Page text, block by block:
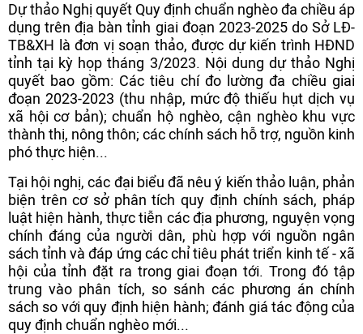
Dự thảo Nghị quyết Quy định chuẩn nghèo đa chiều áp
dụng trên địa bàn tỉnh giai đoạn 2023-2025 do Sở LĐ-
TB&XH là đơn vị soạn thảo, được dự kiến trình HĐND
tỉnh tại kỳ họp tháng 3/2023. Nội dung dự thảo Nghị
quyết bao gồm: Các tiêu chí đo lường đa chiều giai
đoạn 2023-2023 (thu nhập, mức độ thiếu hụt dịch vụ
xã hội cơ bản); chuẩn hộ nghèo, cận nghèo khu vực
thành thị, nông thôn; các chính sách hỗ trợ, nguồn kinh
phó thực hiện...
Tại hội nghị, các đại biểu đã nêu ý kiến thảo luận, phản
biện trên cơ sở phân tích quy định chính sách, pháp
luật hiện hành, thực tiễn các địa phương, nguyện vọng
chính đáng của người dân, phù hợp với nguồn ngân
sách tỉnh và đáp ứng các chỉ tiêu phát triển kinh tế - xã
hội của tỉnh đặt ra trong giai đoạn tới. Trong đó tập
trung vào phân tích, so sánh các phương án chính
sách so với quy định hiện hành; đánh giá tác động của
quy định chuẩn nghèo mới...